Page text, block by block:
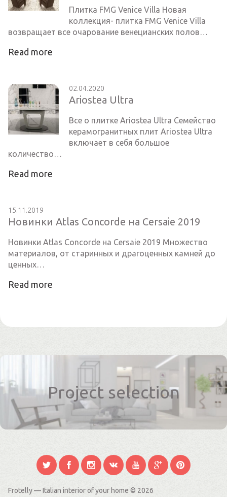
Плитка FMG Venice Villa Новая
коллекция- плитка FMG Venice Villa
возвращает все очарование венецианских полов…
Read more
02.04.2020
Ariostea Ultra
Все о плитке Ariostea Ultra Семейство
керамогранитных плит Ariostea Ultra
включает в себя большое
количество…
Read more
15.11.2019
Новинки Atlas Concorde на Cersaie 2019
Новинки Atlas Concorde на Cersaie 2019 Множество
материалов, от старинных и драгоценных камней до
ценных…
Read more
Project selection
Frotelly — Italian interior of your home © 2026